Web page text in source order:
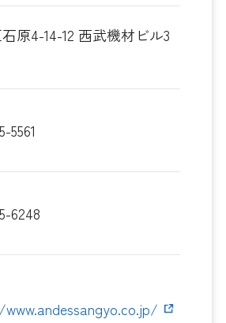
原4-14-12 西武機材ビル3
5561
6248